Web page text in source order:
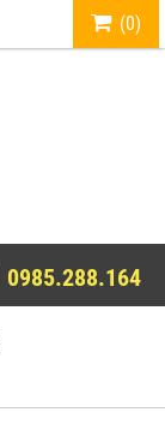
(0)
0985.288.164